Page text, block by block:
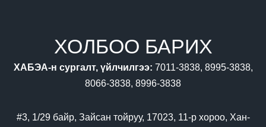
ХОЛБОО БАРИХ
ХАБЭА-н сургалт, үйлчилгээ: 7011-3838, 8995-3838,
8066-3838, 8996-3838
#3, 1/29 байр, Зайсан тойруу, 17023, 11-р хороо, Хан-